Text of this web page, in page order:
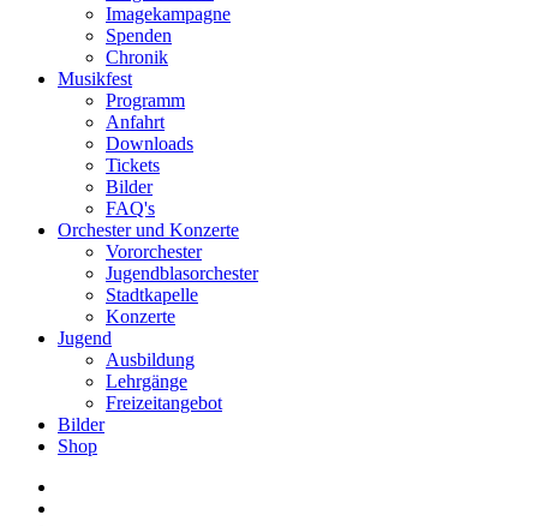
Imagekampagne
Spenden
Chronik
Musikfest
Programm
Anfahrt
Downloads
Tickets
Bilder
FAQ's
Orchester und Konzerte
Vororchester
Jugendblasorchester
Stadtkapelle
Konzerte
Jugend
Ausbildung
Lehrgänge
Freizeitangebot
Bilder
Shop